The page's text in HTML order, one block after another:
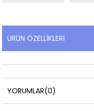
ÜRÜN ÖZELLIKLERI
YORUMLAR(0)